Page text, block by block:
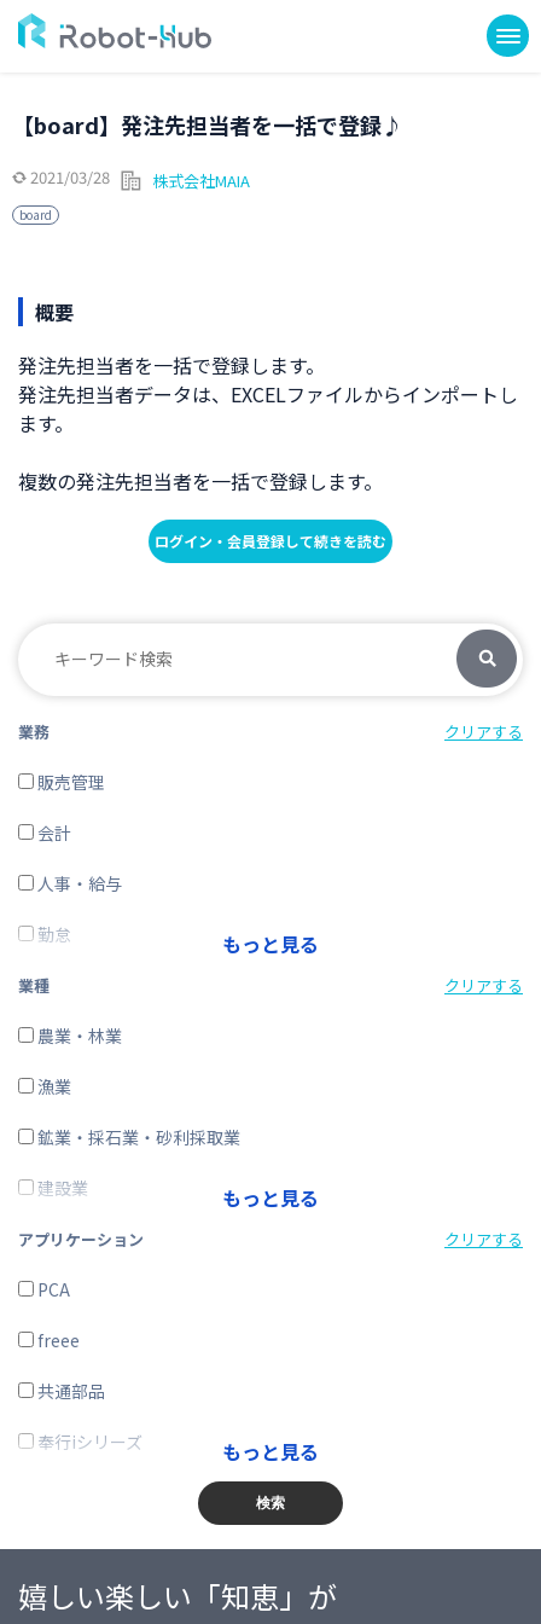
【board】発注先担当者を一括で登録♪
2021/03/28 株式会社MAIA
board
概要
発注先担当者を一括で登録します。
発注先担当者データは、EXCELファイルからインポートし
ます。
複数の発注先担当者を一括で登録します。
ログイン・会員登録して続きを読む
業務 クリアする
販売管理
会計
人事・給与
勤怠
経費精算
CRM・SFA
ERP
在庫購買
その他
もっと見る
業種 クリアする
農業・林業
漁業
鉱業・採石業・砂利採取業
建設業
製造業
電気・ガス・熱供給・水道業
情報通信業
運輸業、郵便業
卸売業、小売業
不動産業、物品賃貸業
学術研究・専門・技術サービス業
もっと見る
アプリケーション クリアする
PCA
freee
共通部品
奉行iシリーズ
蔵奉行
勘定奉行
もっと見る
検索
嬉しい楽しい「知恵」が